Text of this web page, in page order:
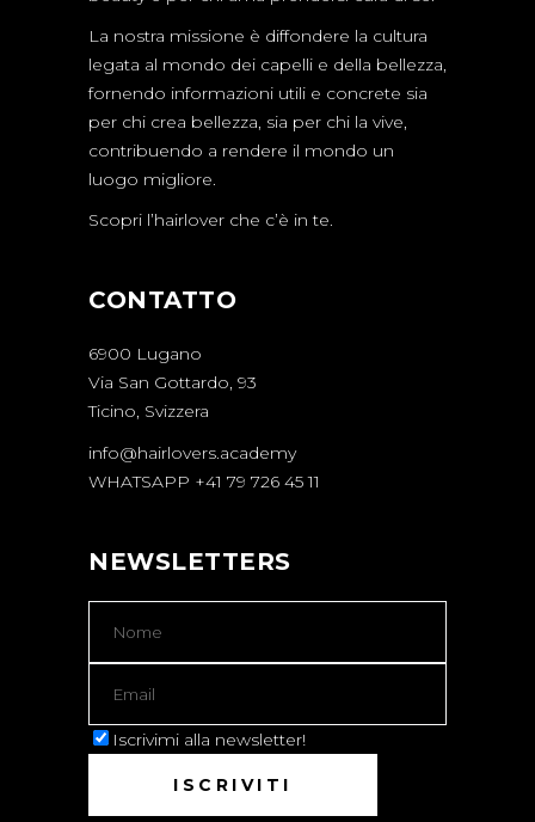
La nostra missione è diffondere la cultura
legata al mondo dei capelli e della bellezza,
fornendo informazioni utili e concrete sia
per chi crea bellezza, sia per chi la vive,
contribuendo a rendere il mondo un
luogo migliore.
Scopri l’hairlover che c’è in te.
CONTATTO
6900 Lugano
Via San Gottardo, 93
Ticino, Svizzera
info@hairlovers.academy
WHATSAPP +41 79 726 45 11
NEWSLETTERS
Iscrivimi alla newsletter!